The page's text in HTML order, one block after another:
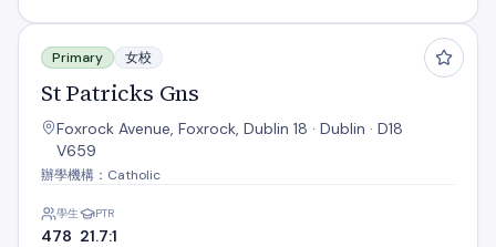
St Patricks Gns
Primary 女校
St Patricks Gns
Foxrock Avenue, Foxrock, Dublin 18 · Dublin · D18
V659
辦學機構：Catholic
學生
478
PTR
21.7:1